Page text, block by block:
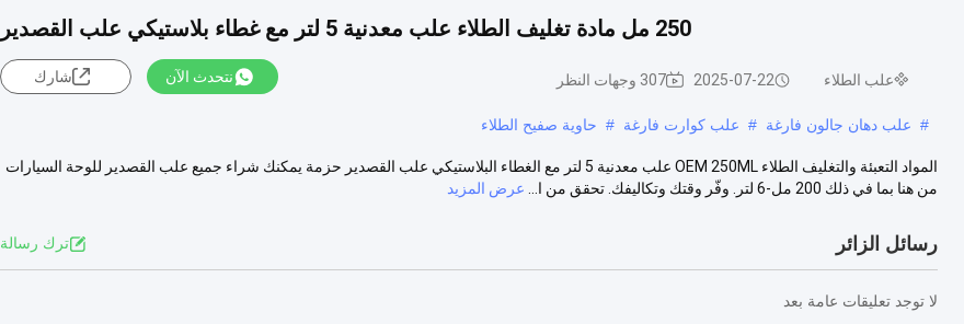
250 مل مادة تغليف الطلاء علب معدنية 5 لتر مع غطاء بلاستيكي علب القصدير
علب الطلاء 2025-07-22 307 وجهات النظر نتحدث الآن شارك
# علب دهان جالون فارغة # علب كوارت فارغة # حاوية صفيح الطلاء
المواد التعبئة والتغليف الطلاء OEM 250ML علب معدنية 5 لتر مع الغطاء البلاستيكي علب القصدير حزمة يمكنك شراء جميع علب القصدير للوحة السيارات
من هنا بما في ذلك 200 مل-6 لتر. وفّر وقتك وتكاليفك. تحقق من ا...
عرض المزيد
رسائل الزائر ترك رسالة
لا توجد تعليقات عامة بعد